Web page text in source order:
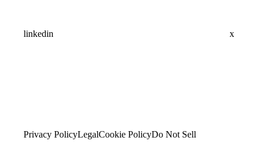
linkedin x
Privacy PolicyLegalCookie PolicyDo Not Sell